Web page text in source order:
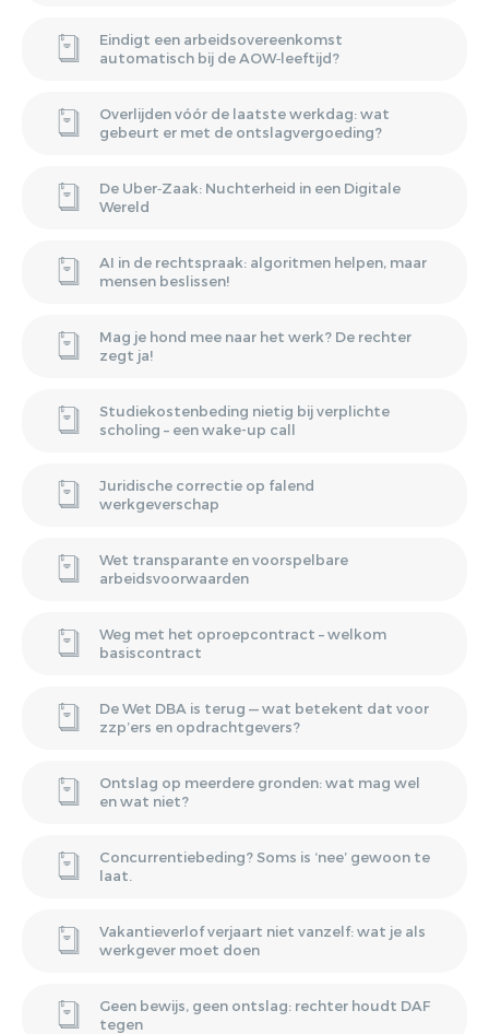
Eindigt een arbeidsovereenkomst
automatisch bij de AOW‑leeftijd?
Overlijden vóór de laatste werkdag: wat
gebeurt er met de ontslagvergoeding?
De Uber‑Zaak: Nuchterheid in een Digitale
Wereld
AI in de rechtspraak: algoritmen helpen, maar
mensen beslissen!
Mag je hond mee naar het werk? De rechter
zegt ja!
Studiekostenbeding nietig bij verplichte
scholing – een wake-up call
Juridische correctie op falend
werkgeverschap
Wet transparante en voorspelbare
arbeidsvoorwaarden
Weg met het oproepcontract – welkom
basiscontract
De Wet DBA is terug — wat betekent dat voor
zzp’ers en opdrachtgevers?
Ontslag op meerdere gronden: wat mag wel
en wat niet?
Concurrentiebeding? Soms is ‘nee’ gewoon te
laat.
Vakantieverlof verjaart niet vanzelf: wat je als
werkgever moet doen
Geen bewijs, geen ontslag: rechter houdt DAF
tegen